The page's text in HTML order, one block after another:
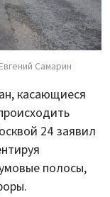
Самарин
касающиеся
24 заявил
полосы,